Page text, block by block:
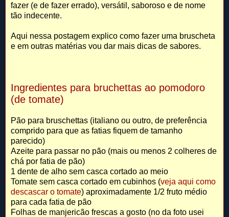
fazer (e de fazer errado), versátil, saboroso e de nome
tão indecente.
Aqui nessa postagem explico como fazer uma bruscheta
e em outras matérias vou dar mais dicas de sabores.
Ingredientes para bruchettas ao pomodoro
(de tomate)
Pão para bruschettas (italiano ou outro, de preferência
comprido para que as fatias fiquem de tamanho
parecido)
Azeite para passar no pão (mais ou menos 2 colheres de
chá por fatia de pão)
1 dente de alho sem casca cortado ao meio
Tomate sem casca cortado em cubinhos (veja aqui como
descascar o tomate) aproximadamente 1/2 fruto médio
para cada fatia de pão
Folhas de manjericão frescas a gosto (no da foto usei